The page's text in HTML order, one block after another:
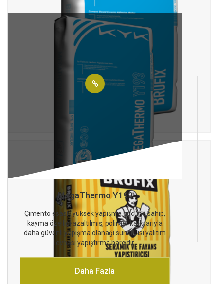
MegaThermo Y193
Çimento esaslı, yüksek yapışma gücüne sahip,
kayma özelliği azaltılmış, polimer katkılarıyla
daha güvenli yapışma olanağı sunan, ısı yalıtım
levhası yapıştırma harcıdır.
Daha Fazla